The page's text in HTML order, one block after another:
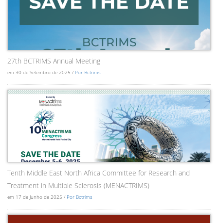
27th BCTRIMS Annual Meeting
em 30 de Setembro de 2025 / Por Bctrims
Tenth Middle East North Africa Committee for Research and
Treatment in Multiple Sclerosis (MENACTRIMS)
em 17 de Junho de 2025 / Por Bctrims